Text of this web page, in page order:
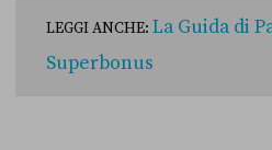
LEGGI ANCHE: La Guida di
Superbonus